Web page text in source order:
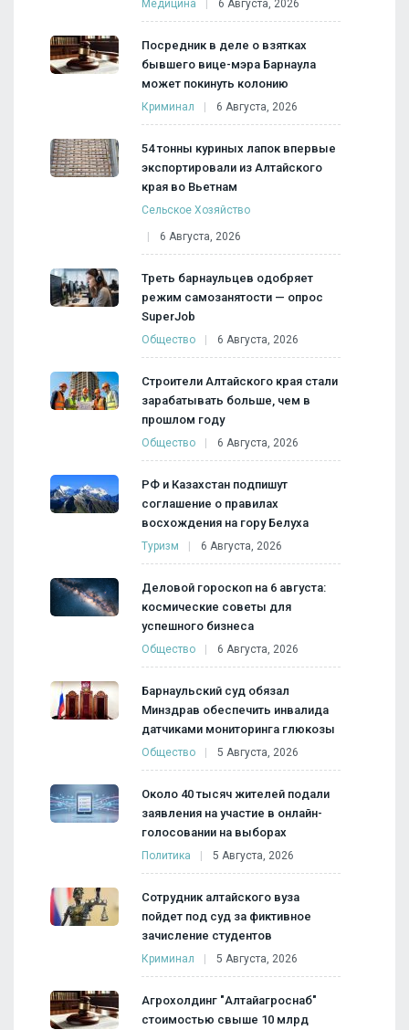
Медицина 6 Августа, 2026
Посредник в деле о взятках
бывшего вице-мэра Барнаула
может покинуть колонию
Криминал 6 Августа, 2026
54 тонны куриных лапок впервые
экспортировали из Алтайского
края во Вьетнам
Сельское Хозяйство
6 Августа, 2026
Треть барнаульцев одобряет
режим самозанятости — опрос
SuperJob
Общество 6 Августа, 2026
Строители Алтайского края стали
зарабатывать больше, чем в
прошлом году
Общество 6 Августа, 2026
РФ и Казахстан подпишут
соглашение о правилах
восхождения на гору Белуха
Туризм 6 Августа, 2026
Деловой гороскоп на 6 августа:
космические советы для
успешного бизнеса
Общество 6 Августа, 2026
Барнаульский суд обязал
Минздрав обеспечить инвалида
датчиками мониторинга глюкозы
Общество 5 Августа, 2026
Около 40 тысяч жителей подали
заявления на участие в онлайн-
голосовании на выборах
Политика 5 Августа, 2026
Сотрудник алтайского вуза
пойдет под суд за фиктивное
зачисление студентов
Криминал 5 Августа, 2026
Агрохолдинг "Алтайагроснаб"
стоимостью свыше 10 млрд